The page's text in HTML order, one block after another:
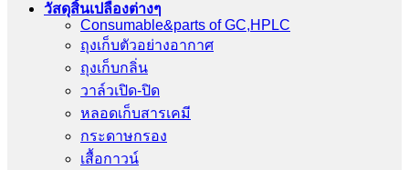
วัสดุสิ้นเปลืองต่างๆ
Consumable&parts of GC,HPLC
ถุงเก็บตัวอย่างอากาศ
ถุงเก็บกลิ่น
วาล์วเปิด-ปิด
หลอดเก็บสารเคมี
กระดาษกรอง
เสื้อกาวน์